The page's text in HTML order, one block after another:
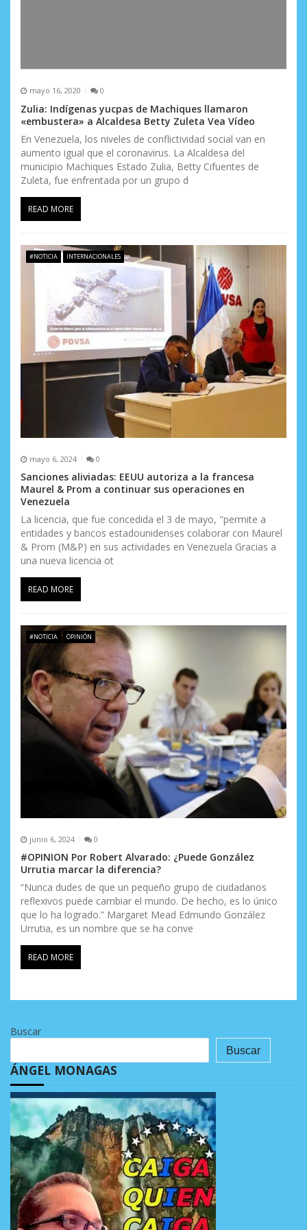
mayo 16, 2020 0
Zulia: Indígenas yucpas de Machiques llamaron
«embustera» a Alcaldesa Betty Zuleta Vea Vídeo
En Venezuela, los niveles de conflictividad social van en
aumento igual que el coronavirus. La Alcaldesa del
municipio Machiques Estado Zulia, Betty Cifuentes de
Zuleta, fue enfrentada por un grupo d
READ MORE
#NOTICIA INTERNACIONALES
mayo 6, 2024 0
Sanciones aliviadas: EEUU autoriza a la francesa
Maurel & Prom a continuar sus operaciones en
Venezuela
La licencia, que fue concedida el 3 de mayo, "permite a
entidades y bancos estadounidenses colaborar con Maurel
& Prom (M&P) en sus actividades en Venezuela Gracias a
una nueva licencia ot
READ MORE
#NOTICIA OPINIÓN
junio 6, 2024 0
#OPINION Por Robert Alvarado: ¿Puede González
Urrutia marcar la diferencia?
“Nunca dudes de que un pequeño grupo de ciudadanos
reflexivos puede cambiar el mundo. De hecho, es lo único
que lo ha logrado.” Margaret Mead Edmundo González
Urrutia, es un nombre que se ha conve
READ MORE
Buscar
Buscar
ÁNGEL MONAGAS